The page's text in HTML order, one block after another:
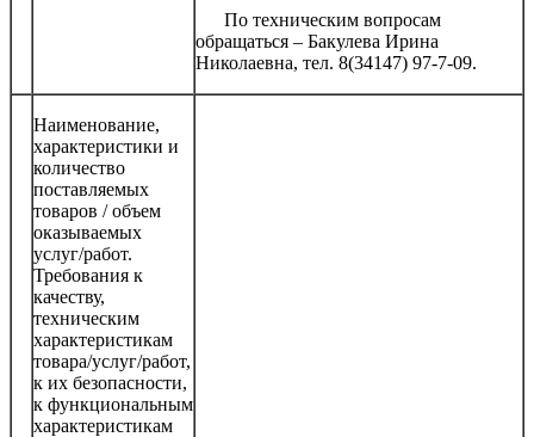
По техническим вопросам
обращаться – Бакулева Ирина
Николаевна, тел. 8(34147) 97-7-09.
Наименование,
характеристики и
количество
поставляемых
товаров / объем
оказываемых
услуг/работ.
Требования к
качеству,
техническим
характеристикам
товара/услуг/работ,
к их безопасности,
к функциональным
характеристикам